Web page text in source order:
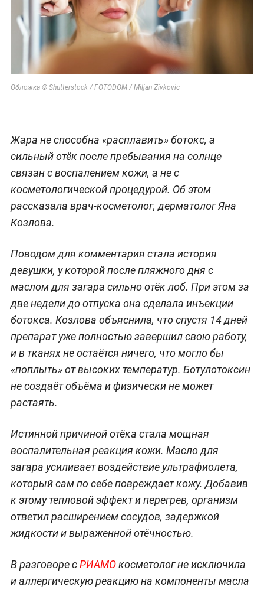
Обложка © Shutterstock / FOTODOM / Miljan Zivkovic
Жара не способна «расплавить» ботокс, а
сильный отёк после пребывания на солнце
связан с воспалением кожи, а не с
косметологической процедурой. Об этом
рассказала врач-косметолог, дерматолог Яна
Козлова.
Поводом для комментария стала история
девушки, у которой после пляжного дня с
маслом для загара сильно отёк лоб. При этом за
две недели до отпуска она сделала инъекции
ботокса. Козлова объяснила, что спустя 14 дней
препарат уже полностью завершил свою работу,
и в тканях не остаётся ничего, что могло бы
«поплыть» от высоких температур. Ботулотоксин
не создаёт объёма и физически не может
растаять.
Истинной причиной отёка стала мощная
воспалительная реакция кожи. Масло для
загара усиливает воздействие ультрафиолета,
который сам по себе повреждает кожу. Добавив
к этому тепловой эффект и перегрев, организм
ответил расширением сосудов, задержкой
жидкости и выраженной отёчностью.
В разговоре сРИАМОкосметолог не исключила
и аллергическую реакцию на компоненты масла